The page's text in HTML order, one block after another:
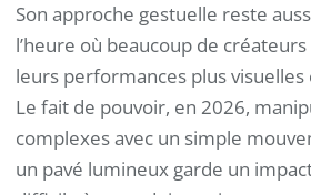
Son approche gestuelle reste
l’heure où beaucoup de
leurs performances plus visuelles
Le fait de pouvoir, en 2026,
complexes avec un simple
un pavé lumineux garde un